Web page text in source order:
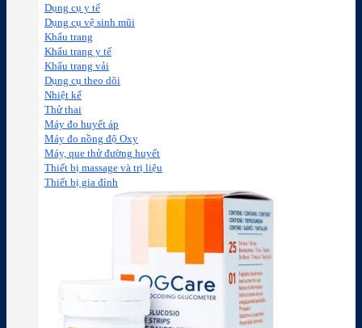
Dụng cụ y tế
Dụng cụ vệ sinh mũi
Khẩu trang
Khẩu trang y tế
Khẩu trang vải
Dụng cụ theo dõi
Nhiệt kế
Thử thai
Máy đo huyết áp
Máy đo nồng độ Oxy
Máy, que thử đường huyết
Thiết bị massage và trị liệu
Thiết bị gia đình